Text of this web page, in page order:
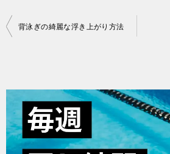
投
ゲ
ー
シ
背泳ぎの綺麗な浮き上がり方法